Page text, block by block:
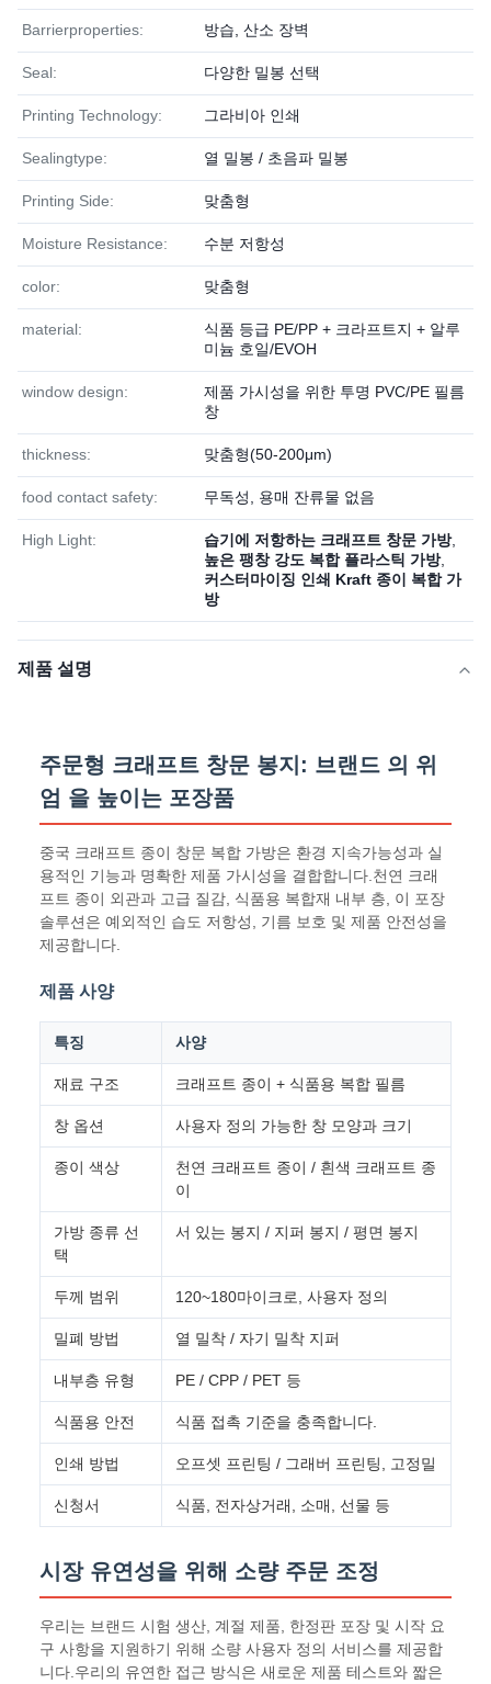
Barrierproperties: 방습, 산소 장벽
Seal: 다양한 밀봉 선택
Printing Technology: 그라비아 인쇄
Sealingtype: 열 밀봉 / 초음파 밀봉
Printing Side: 맞춤형
Moisture Resistance: 수분 저항성
color: 맞춤형
material:
식품 등급 PE/PP + 크라프트지 + 알루
미늄 호일/EVOH
window design:
제품 가시성을 위한 투명 PVC/PE 필름
창
thickness: 맞춤형(50-200μm)
food contact safety: 무독성, 용매 잔류물 없음
High Light: 습기에 저항하는 크래프트 창문 가방,
높은 팽창 강도 복합 플라스틱 가방,
커스터마이징 인쇄 Kraft 종이 복합 가
방
제품 설명
주문형 크래프트 창문 봉지: 브랜드 의 위
엄 을 높이는 포장품
중국 크래프트 종이 창문 복합 가방은 환경 지속가능성과 실
용적인 기능과 명확한 제품 가시성을 결합합니다.천연 크래
프트 종이 외관과 고급 질감, 식품용 복합재 내부 층, 이 포장
솔루션은 예외적인 습도 저항성, 기름 보호 및 제품 안전성을
제공합니다.
제품 사양
특징 사양
재료 구조 크래프트 종이 + 식품용 복합 필름
창 옵션 사용자 정의 가능한 창 모양과 크기
종이 색상
천연 크래프트 종이 / 흰색 크래프트 종
이
가방 종류 선
택
서 있는 봉지 / 지퍼 봉지 / 평면 봉지
두께 범위 120~180마이크로, 사용자 정의
밀폐 방법 열 밀착 / 자기 밀착 지퍼
내부층 유형 PE / CPP / PET 등
식품용 안전 식품 접촉 기준을 충족합니다.
인쇄 방법 오프셋 프린팅 / 그래버 프린팅, 고정밀
신청서 식품, 전자상거래, 소매, 선물 등
시장 유연성을 위해 소량 주문 조정
우리는 브랜드 시험 생산, 계절 제품, 한정판 포장 및 시작 요
구 사항을 지원하기 위해 소량 사용자 정의 서비스를 제공합
니다.우리의 유연한 접근 방식은 새로운 제품 테스트와 짧은